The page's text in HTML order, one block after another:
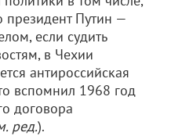
президент Путин —
если судить
в Чехии
антироссийская
вспомнил 1968 год
договора
ред.).